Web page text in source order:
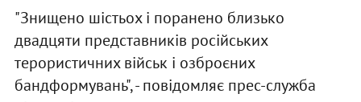
"Знищено шістьох і поранено близько
двадцяти представників російських
терористичних військ і озброєних
бандформувань", - повідомляє прес-служба